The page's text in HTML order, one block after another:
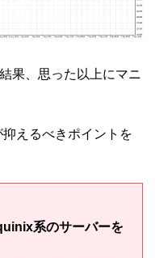
果、思った以上にマニ
えるべきポイントを
系のサーバーを